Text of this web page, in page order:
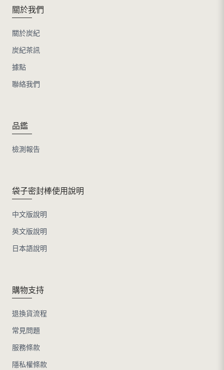
關於我們
關於炭紀
炭紀茶訊
據點
聯絡我們
品鑑
檢測報告
袋子密封棒使用說明
中文版說明
英文版說明
日本語說明
購物支持
退換貨流程
常見問題
服務條款
隱私權條款